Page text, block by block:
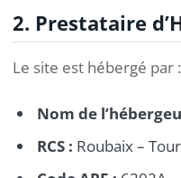
2. Prestataire
Le site est hébergé par :
Nom de
RCS : Roubaix –